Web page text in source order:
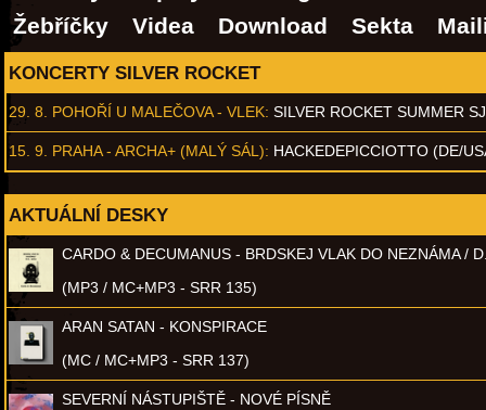
Žebříčky
Videa Download Sekta
KONCERTY SILVER ROCKET
29. 8. POHOŘÍ U MALEČOVA - VLEK: SILVER ROCKET SUMMER
15. 9. PRAHA - ARCHA+ (MALÝ SÁL): HACKEDEPICCIOTTO (DE/
AKTUÁLNÍ DESKY
CARDO & DECUMANUS - BRDSKEJ VLAK DO NEZNÁMA /
(MP3 / MC+MP3 - SRR 135)
ARAN SATAN - KONSPIRACE
(MC / MC+MP3 - SRR 137)
SEVERNÍ NÁSTUPIŠTĚ - NOVÉ PÍSNĚ